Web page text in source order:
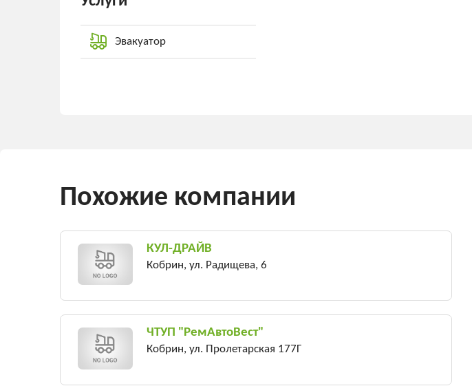
Эвакуатор
Похожие компании
КУЛ-ДРАЙВ
Кобрин, ул. Радищева, 6
ЧТУП "РемАвтоВест"
Кобрин, ул. Пролетарская 177Г